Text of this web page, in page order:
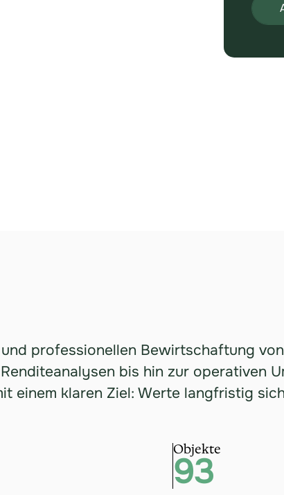
professionellen Bewirtschaftung
bis hin zur operativen
einem klaren Ziel: Werte langfristig
Objekte
93